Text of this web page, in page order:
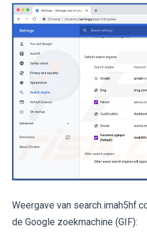
Weergave van
de Google zoekmachine (GIF):